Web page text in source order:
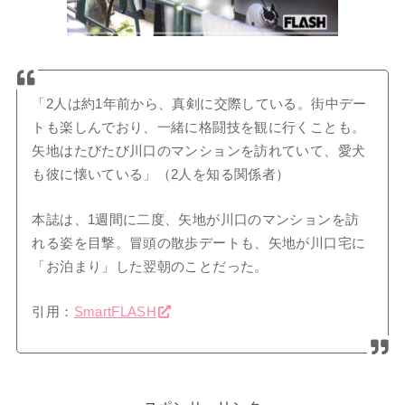
「2人は約1年前から、真剣に交際している。街中デー
トも楽しんでおり、一緒に格闘技を観に行くことも。
矢地はたびたび川口のマンションを訪れていて、愛犬
も彼に懐いている」（2人を知る関係者）
本誌は、1週間に二度、矢地が川口のマンションを訪
れる姿を目撃。冒頭の散歩デートも、矢地が川口宅に
「お泊まり」した翌朝のことだった。
引用： SmartFLASH